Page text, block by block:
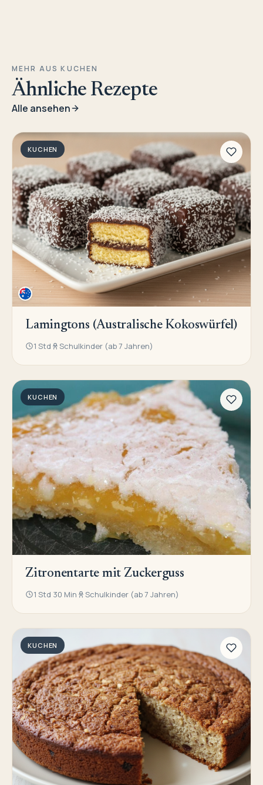
MEHR AUS KUCHEN
Ähnliche Rezepte
Alle ansehen
KUCHEN
Lamingtons (Australische Kokoswürfel)
1 Std Schulkinder (ab 7 Jahren)
KUCHEN
Zitronentarte mit Zuckerguss
1 Std 30 Min Schulkinder (ab 7 Jahren)
KUCHEN